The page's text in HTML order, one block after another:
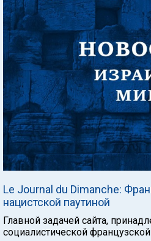
Le Journal du Dimanche:
нацистской паутиной
Главной задачей сайта,
социалистической